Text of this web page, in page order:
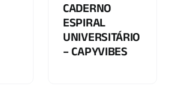
CADERNO
ESPIRAL
UNIVERSITÁRIO
– CAPYVIBES